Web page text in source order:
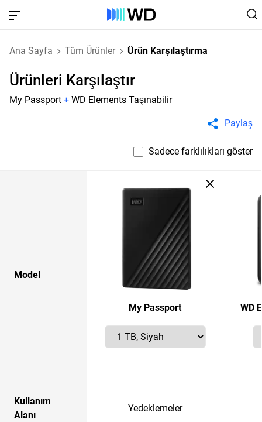
Ana Sayfa Tüm Ürünler Ürün Karşılaştırma
Ürünleri Karşılaştır
My Passport + WD Elements Taşınabilir
Paylaş
Sadece farklılıkları göster
Model
My Passport WD
Kullanım
Alanı
Yedeklemeler